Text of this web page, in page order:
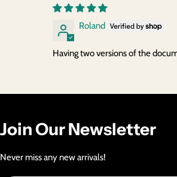
Roland
Having two versions of the
Join Our Newsletter
Never miss any new arrivals!